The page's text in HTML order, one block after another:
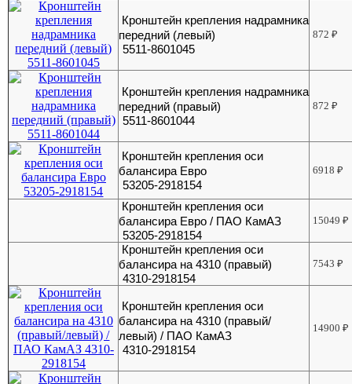
Кронштейн крепления надрамника
передний (левый)
5511-8601045
872₽
Кронштейн крепления надрамника
передний (правый)
5511-8601044
872₽
Кронштейн крепления оси
балансира Евро
53205-2918154
6918₽
Кронштейн крепления оси
балансира Евро / ПАО КамАЗ
53205-2918154
15049₽
Кронштейн крепления оси
балансира на 4310 (правый)
4310-2918154
7543₽
Кронштейн крепления оси
балансира на 4310 (правый/
левый) / ПАО КамАЗ
4310-2918154
14900₽